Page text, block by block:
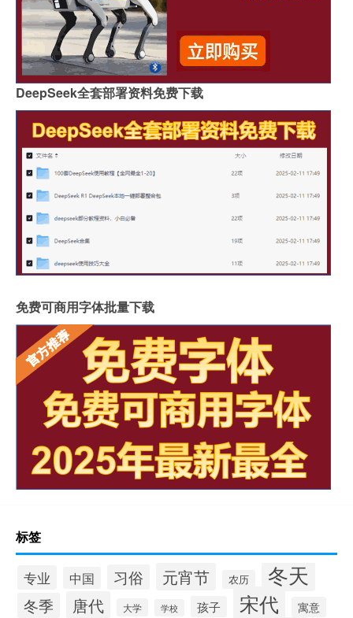
DeepSeek全套部署资料免费下载
免费可商用字体批量下载
标签
专业 中国 习俗 元宵节 农历 冬天
冬季 唐代 大学 学校 孩子 宋代 寓意